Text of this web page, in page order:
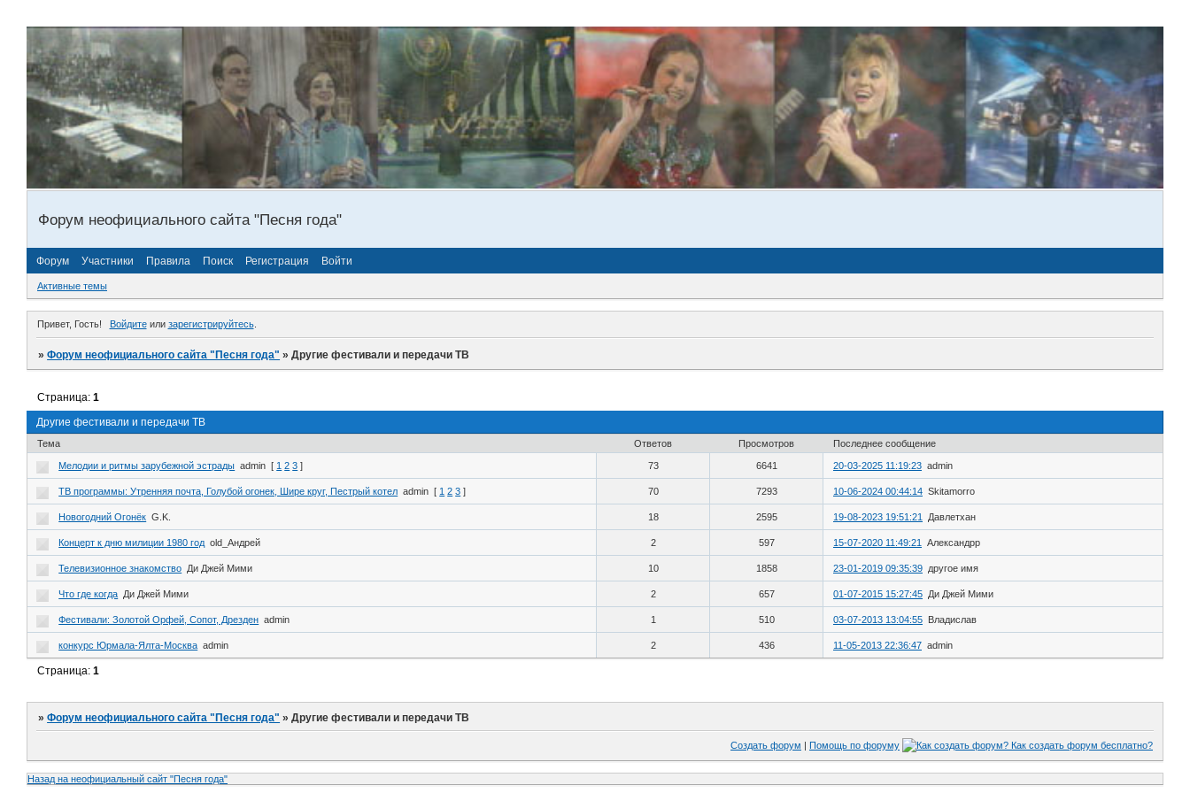
Форум неофициального сайта "Песня года"
Форум Участники Правила Поиск Регистрация Войти
Активные темы
Привет, Гость! Войдитеили зарегистрируйтесь.
»Форум неофициального сайта "Песня года" »Другие фестивали и передачи ТВ
Другие фестивали и передачи ТВ
Страница:1
Тема Ответов Просмотров Последнее сообщение
Мелодии и ритмы зарубежной эстрады admin [ 1 2 3 ] 73 6641 20-03-2025 11:19:23 admin
ТВ программы: Утренняя почта, Голубой огонек, Шире круг, Пестрый котел admin [ 1 2 3 ] 70 7293 10-06-2024 00:44:14 Skitamorro
Новогодний Огонёк G.K. 18 2595 19-08-2023 19:51:21 Давлетхан
Концерт к дню милиции 1980 год old_Андрей 2 597 15-07-2020 11:49:21 Александрр
Телевизионное знакомство Ди Джей Мими 10 1858 23-01-2019 09:35:39 другое имя
Что где когда Ди Джей Мими 2 657 01-07-2015 15:27:45 Ди Джей Мими
Фестивали: Золотой Орфей, Сопот, Дрезден admin 1 510 03-07-2013 13:04:55 Владислав
конкурс Юрмала-Ялта-Москва admin 2 436 11-05-2013 22:36:47 admin
Страница:1
»Форум неофициального сайта "Песня года" »Другие фестивали и передачи ТВ
Создать форум Помощь по форуму
Назад на неофициальный сайт "Песня года"